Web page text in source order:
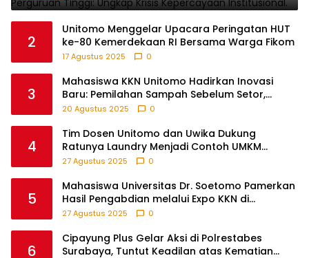
2
Unitomo Menggelar Upacara Peringatan HUT
ke-80 Kemerdekaan RI Bersama Warga Fikom
17 Agustus 2025 0
3
Mahasiswa KKN Unitomo Hadirkan Inovasi
Baru: Pemilahan Sampah Sebelum Setor,
Anak-anak Turut Partisipasi Lewat Game
20 Agustus 2025 0
4
Tim Dosen Unitomo dan Uwika Dukung
Ratunya Laundry Menjadi Contoh UMKM
Berbasis Teknologi
27 Agustus 2025 0
5
Mahasiswa Universitas Dr. Soetomo Pamerkan
Hasil Pengabdian melalui Expo KKN di
Krejengan, Probolinggo
27 Agustus 2025 0
6
Cipayung Plus Gelar Aksi di Polrestabes
Surabaya, Tuntut Keadilan atas Kematian